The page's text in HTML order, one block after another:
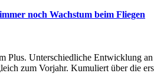
noch Wachstum beim Fliegen
Plus. Unterschiedliche Entwicklung
zum Vorjahr. Kumuliert über die